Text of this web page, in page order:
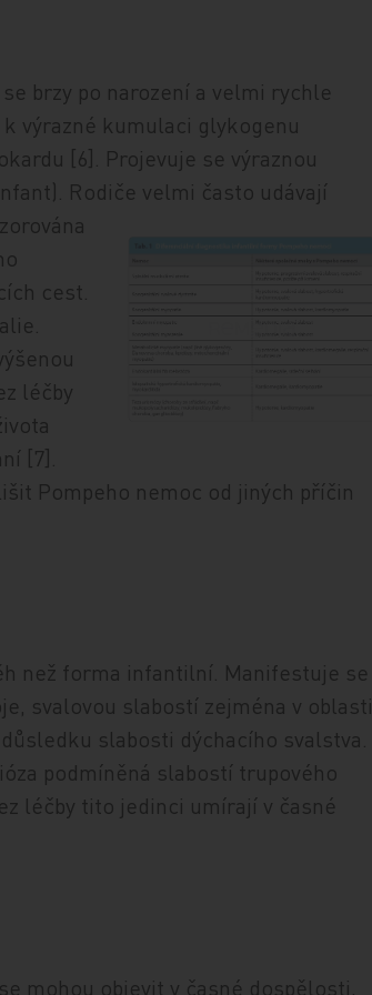
brzy po narození a velmi rychle
výrazné kumulaci glykogenu
[6]. Projevuje se výraznou
Rodiče velmi často udávají
cest.
léčby
[7].
Pompeho nemoc od jiných příčin
než forma infantilní. Manifestuje se
svalovou slabostí zejména v oblasti
slabosti dýchacího svalstva.
podmíněná slabostí trupového
léčby tito jedinci umírají v časné
mohou objevit v časné dospělosti,